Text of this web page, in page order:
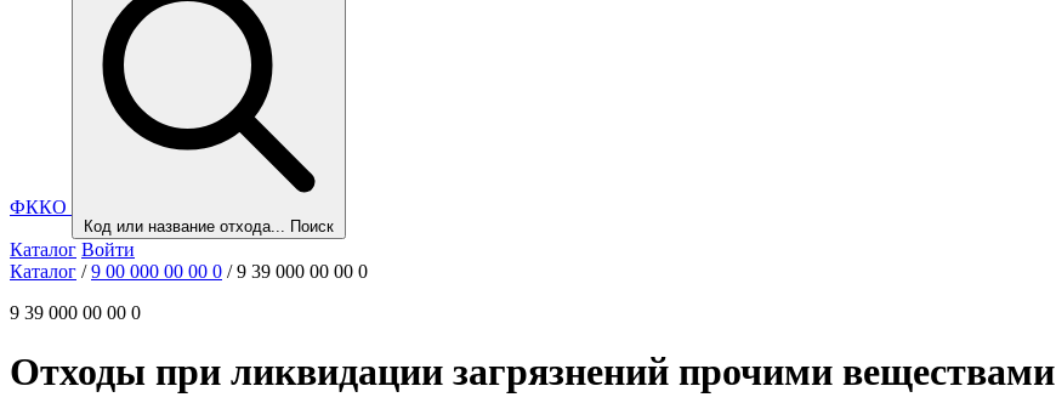
ФККО
Код или название отхода... Поиск
Каталог Войти
Каталог / 9 00 000 00 00 0 / 9 39 000 00 00 0
9 39 000 00 00 0
Отходы при ликвидации загрязнений прочими веществами